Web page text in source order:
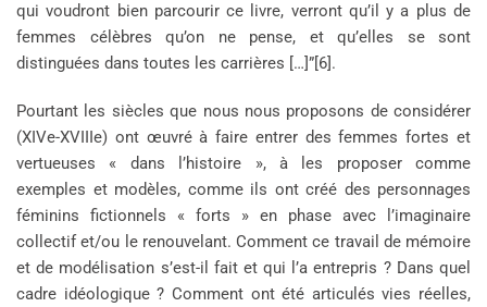
qui voudront bien parcourir ce livre, verront qu’il y a plus de
femmes célèbres qu’on ne pense, et qu’elles se sont
distinguées dans toutes les carrières […]”[6].
Pourtant les siècles que nous nous proposons de considérer
(XIVe-XVIIIe) ont œuvré à faire entrer des femmes fortes et
vertueuses « dans l’histoire », à les proposer comme
exemples et modèles, comme ils ont créé des personnages
féminins fictionnels « forts » en phase avec l’imaginaire
collectif et/ou le renouvelant. Comment ce travail de mémoire
et de modélisation s’est-il fait et qui l’a entrepris ? Dans quel
cadre idéologique ? Comment ont été articulés vies réelles,